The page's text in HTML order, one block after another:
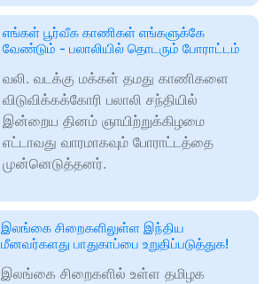
எங்கள் பூர்வீக காணிகள் எங்களுக்கே
வேண்டும் - பலாலியில் தொடரும் போராட்டம்
வலி. வடக்கு மக்கள் தமது காணிகளை
விடுவிக்கக்கோரி பலாலி சந்தியில்
இன்றைய தினம் ஞாயிற்றுக்கிழமை
எட்டாவது வாரமாகவும் போராட்டத்தை
முன்னெடுத்தனர்.
இலங்கை சிறைகளிலுள்ள இந்திய
மீனவர்களது பாதுகாப்பை உறுதிப்படுத்துக!
இலங்கை சிறைகளில் உள்ள தமிழக